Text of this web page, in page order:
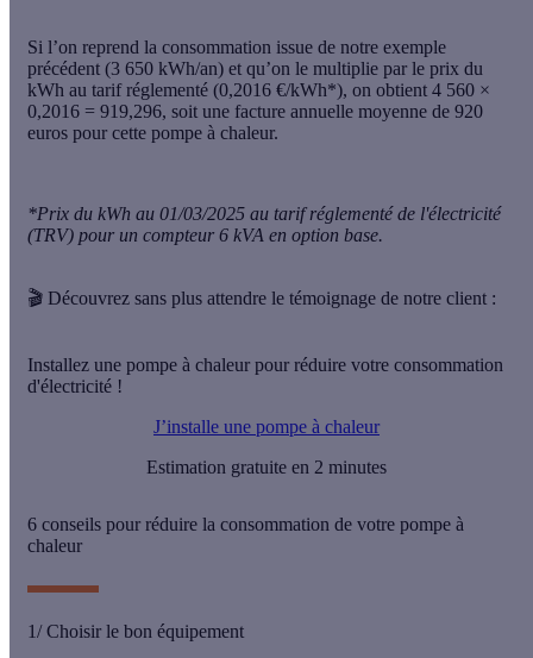
Si l’on reprend la consommation issue de notre exemple
précédent (3 650 kWh/an) et qu’on le multiplie par le prix du
kWh au tarif réglementé (0,2016 €/kWh*), on obtient 4 560 ×
0,2016 = 919,296, soit une facture annuelle moyenne de 920
euros pour cette pompe à chaleur.
*Prix du kWh au 01/03/2025 au tarif réglementé de l'électricité
(TRV) pour un compteur 6 kVA en option base.
🎬 Découvrez sans plus attendre le témoignage de notre client :
Installez une pompe à chaleur pour réduire votre consommation
d'électricité !
J’installe une pompe à chaleur
Estimation gratuite en 2 minutes
6 conseils pour réduire la consommation de votre pompe à
chaleur
1/ Choisir le bon équipement